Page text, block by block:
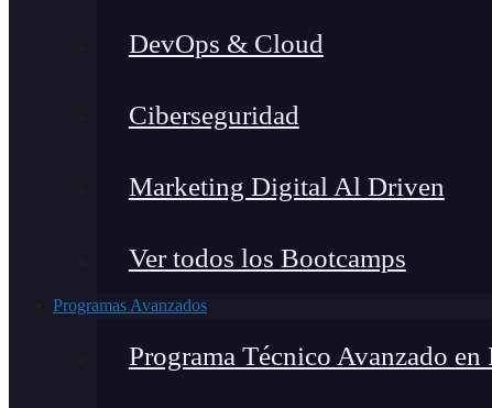
DevOps & Cloud
Ciberseguridad
Marketing Digital Al Driven
Ver todos los Bootcamps
Programas Avanzados
Programa Técnico Avanzado